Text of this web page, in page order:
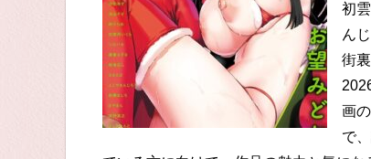
初
ん
街
画
で